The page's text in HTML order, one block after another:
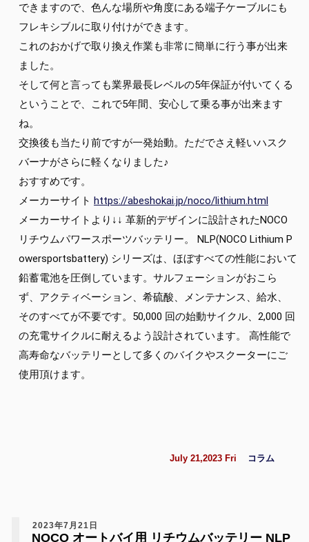
できますので、色んな場所や角度にある端子ケーブルにも
フレキシブルに取り付けができます。
これのおかげで取り換え作業も非常に簡単に行う事が出来
ました。
そして何と言っても業界最長レベルの5年保証が付いてくる
ということで、これで5年間、安心して乗る事が出来ます
ね。
交換後も当たり前ですが一発始動。ただでさえ軽いハスク
バーナがさらに軽くなりました♪
おすすめです。
メーカーサイト https://abeshokai.jp/noco/lithium.html
メーカーサイトより↓↓ 革新的デザインに設計されたNOCO
リチウムパワースポーツバッテリー。 NLP(NOCO Lithium P
owersportsbattery) シリーズは、ほぼすべての性能において
鉛蓄電池を圧倒しています。サルフェーションがおこら
ず、アクティベーション、希硫酸、メンテナンス、給水、
そのすべてが不要です。50,000 回の始動サイクル、2,000 回
の充電サイクルに耐えるよう設計されています。 高性能で
高寿命なバッテリーとして多くのバイクやスクーターにご
使用頂けます。
July 21,2023 Fri コラム
2023年7月21日
NOCO オートバイ用 リチウムバッテリー NLP